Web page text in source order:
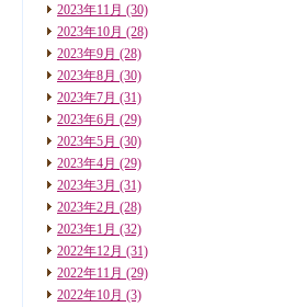
2023年11月 (30)
2023年10月 (28)
2023年9月 (28)
2023年8月 (30)
2023年7月 (31)
2023年6月 (29)
2023年5月 (30)
2023年4月 (29)
2023年3月 (31)
2023年2月 (28)
2023年1月 (32)
2022年12月 (31)
2022年11月 (29)
2022年10月 (3)